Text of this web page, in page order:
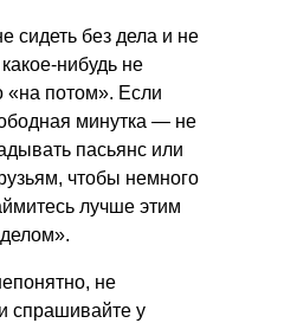
сидеть без дела и не
нибудь не
«на потом». Если
минутка — не
пасьянс или
чтобы немного
лучше этим
не
спрашивайте у